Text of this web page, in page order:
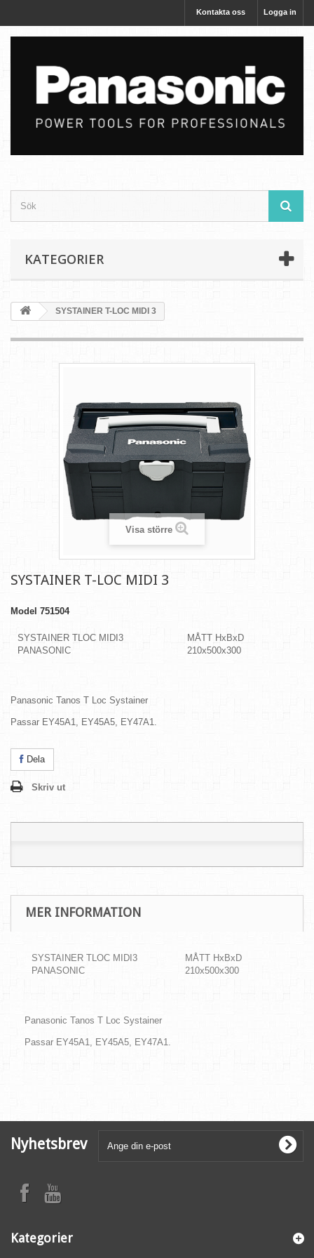
Logga in
Kontakta oss
KATEGORIER
SYSTAINER T-LOC MIDI 3
Visa större
SYSTAINER T-LOC MIDI 3
Model 751504
SYSTAINER TLOC MIDI3
PANASONIC
MÅTT HxBxD
210x500x300
Panasonic Tanos T Loc Systainer
Passar EY45A1, EY45A5, EY47A1.
Dela
Skriv ut
MER INFORMATION
SYSTAINER TLOC MIDI3
PANASONIC
MÅTT HxBxD
210x500x300
Panasonic Tanos T Loc Systainer
Passar EY45A1, EY45A5, EY47A1.
Nyhetsbrev
Kategorier